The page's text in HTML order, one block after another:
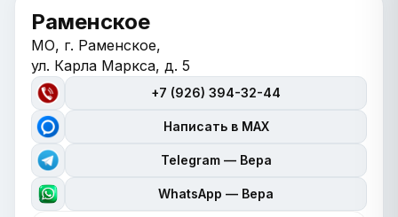
Раменское
МО, г. Раменское,
ул. Карла Маркса, д. 5
+7 (926) 394-32-44
Написать в MAX
Telegram — Вера
WhatsApp — Вера